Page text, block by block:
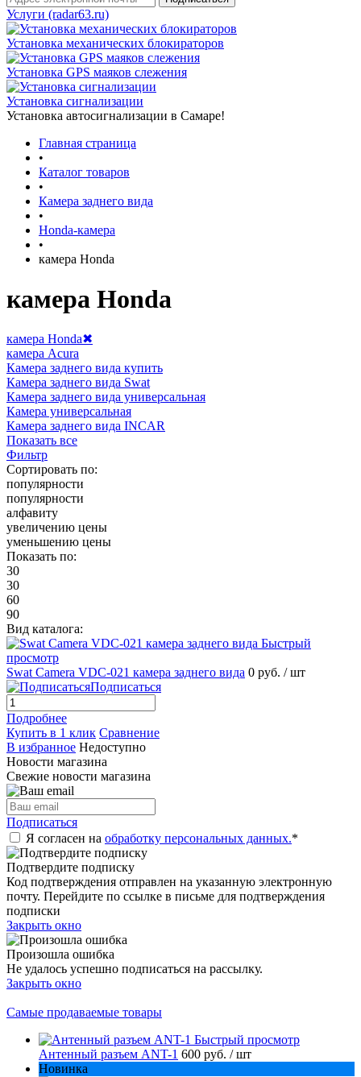
Услуги (radar63.ru)
Установка механических блокираторов
Установка GPS маяков слежения
Установка сигнализации
Установка автосигнализации в Самаре!
Главная страница
•
Каталог товаров
•
Камера заднего вида
•
Honda-камера
•
камера Honda
камера Honda
камера Honda✖
камера Acura
Камера заднего вида купить
Камера заднего вида Swat
Камера заднего вида универсальная
Камера универсальная
Камера заднего вида INCAR
Показать все
Фильтр
Сортировать по:
популярности
популярности
алфавиту
увеличению цены
уменьшению цены
Показать по:
30
30
60
90
Вид каталога:
Быстрый
просмотр
Swat Camera VDC-021 камера заднего вида 0 руб. / шт
Подписаться
Подробнее
Купить в 1 клик Сравнение
В избранное Недоступно
Новости магазина
Свежие новости магазина
Подписаться
Я согласен на обработку персональных данных.*
Подтвердите подписку
Код подтверждения отправлен на указанную электронную
почту. Перейдите по ссылке в письме для подтверждения
подписки
Закрыть окно
Произошла ошибка
Не удалось успешно подписаться на рассылку.
Закрыть окно
Самые продаваемые товары
Быстрый просмотр
Антенный разъем ANT-1 600 руб. / шт
Новинка